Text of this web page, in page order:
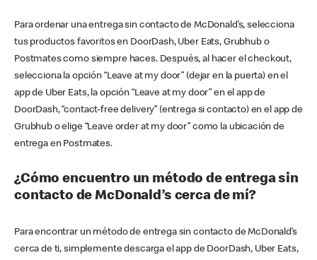
Para ordenar una entrega sin contacto de McDonald’s, selecciona
tus productos favoritos en DoorDash, Uber Eats, Grubhub o
Postmates como siempre haces. Después, al hacer el checkout,
selecciona la opción “Leave at my door” (dejar en la puerta) en el
app de Uber Eats, la opción “Leave at my door” en el app de
DoorDash, “contact-free delivery” (entrega si contacto) en el app de
Grubhub o elige “Leave order at my door” como la ubicación de
entrega en Postmates.
¿Cómo encuentro un método de entrega sin
contacto de McDonald’s cerca de mí?
Para encontrar un método de entrega sin contacto de McDonald’s
cerca de ti, simplemente descarga el app de DoorDash, Uber Eats,